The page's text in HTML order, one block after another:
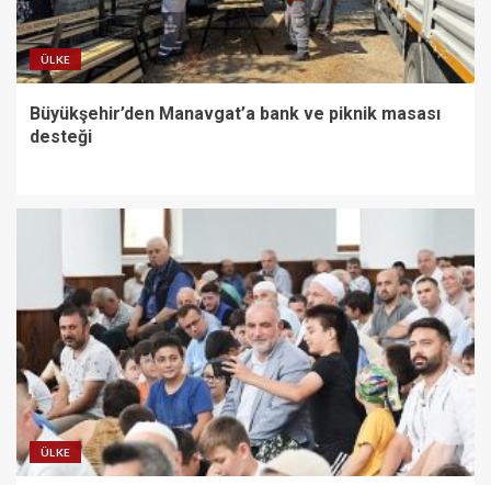
ÜLKE
Büyükşehir’den Manavgat’a bank ve piknik masası
desteği
ÜLKE